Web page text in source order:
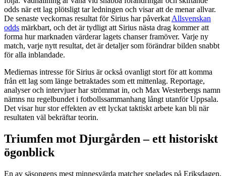
odds när ett lag plötsligt tar ledningen och visar att de menar allvar.
De senaste veckornas resultat för Sirius har påverkatAllsvenskan
odds märkbart, och det är tydligt att Sirius nästa drag kommer att
forma hur marknaden värderar lagets chanser framöver. Varje ny
match, varje nytt resultat, det är detaljer som förändrar bilden snabbt
för alla inblandade.
Mediernas intresse för Sirius är också ovanligt stort för att komma
från ett lag som länge betraktades som ett mittenlag. Reportage,
analyser och intervjuer har strömmat in, och Max Westerbergs namn
nämns nu regelbundet i fotbollssammanhang långt utanför Uppsala.
Det visar hur stor effekten av ett lyckat taktiskt arbete kan bli när
resultaten väl bekräftar teorin.
Triumfen mot Djurgården – ett historiskt
ögonblick
En av säsongens mest minnesvärda matcher spelades på Eriksdagen,